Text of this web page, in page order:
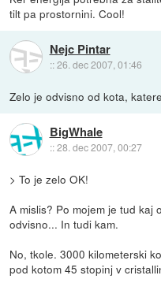
tilt pa prostornini. Cool!
Nejc Pintar
::26. dec 2007, 01:46
Zelo je odvisno od kota,
BigWhale
::28. dec 2007, 00:27
> To je zelo OK!
A mislis? Po mojem je tud
odvisno... In tudi kam.
No, tkole. 3000 kilometerski
pod kotom 45 stopinj v